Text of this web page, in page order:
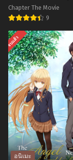
แฟน
สาว
ภาค
2
ตอน
ที่1-
12
ซับ
ไทย
พากย์ไทย
Chapter The Movie
9
อ
นิ
เมะ
Dragon
Ball
Super:
Broly
(2018)
ดรา
ก้อน
จบแล้ว
อนิเมะ